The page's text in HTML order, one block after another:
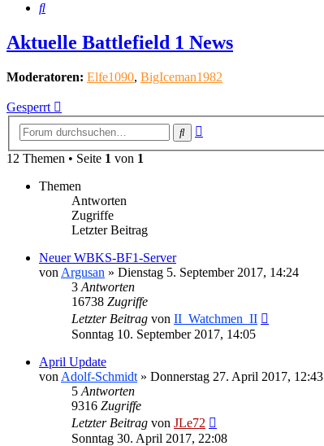
Suche
Aktuelle Battlefield 1 News
Moderatoren: Elfe1090, BigIceman1982
Gesperrt
Suche
12 Themen • Seite 1 von 1
Themen
Antworten
Zugriffe
Letzter Beitrag
Neuer WBKS-BF1-Server
von Argusan » Dienstag 5. September 2017, 14:24
3 Antworten
16738 Zugriffe
Letzter Beitrag von II_Watchmen_II
Sonntag 10. September 2017, 14:05
April Update
von Adolf-Schmidt » Donnerstag 27. April 2017, 12:43
5 Antworten
9316 Zugriffe
Letzter Beitrag von JLe72
Sonntag 30. April 2017, 22:08